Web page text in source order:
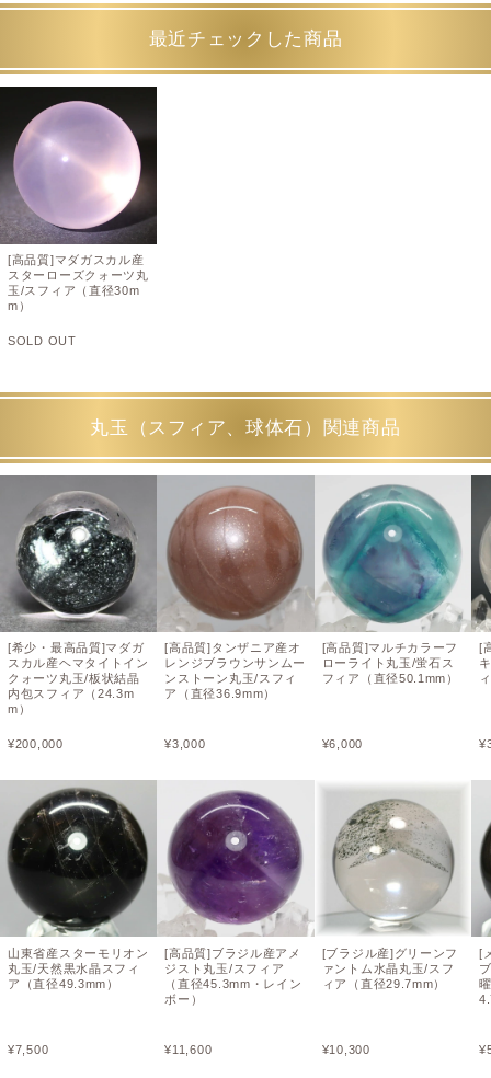
最近チェックした商品
[高品質]マダガスカル産
スターローズクォーツ丸
玉/スフィア（直径30m
m）
SOLD OUT
丸玉（スフィア、球体石）関連商品
[希少・最高品質]マダガ
スカル産ヘマタイトイン
クォーツ丸玉/板状結晶
内包スフィア（24.3m
m）
¥200,000
山東省産スターモリオン
丸玉/天然黒水晶スフィ
ア（直径49.3mm）
¥7,500
[高品質]タンザニア産オ
レンジブラウンサンムー
ンストーン丸玉/スフィ
ア（直径36.9mm）
¥3,000
[高品質]ブラジル産アメ
ジスト丸玉/スフィア
（直径45.3mm・レイン
ボー）
¥11,600
[高品質]マルチカラーフ
ローライト丸玉/蛍石ス
フィア（直径50.1mm）
¥6,000
[ブラジル産]グリーンフ
ァントム水晶丸玉/スフ
ィア（直径29.7mm）
¥10,300
[
¥
[
¥